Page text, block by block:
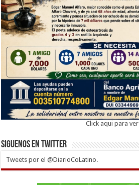
Click aqui para ver
Siguenos en twitter
Tweets por el @DiarioCoLatino.